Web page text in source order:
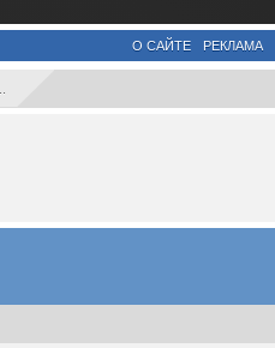
О САЙТЕ РЕКЛАМА